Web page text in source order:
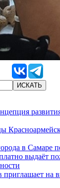
в Самаре
выдаёт
на